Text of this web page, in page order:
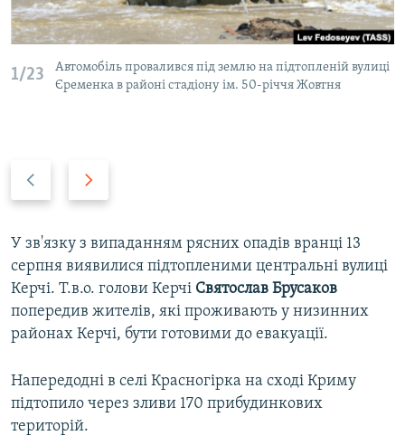
1/23
Автомобіль провалився під землю на підтопленій вулиці
Єременка в районі стадіону ім. 50-річчя Жовтня
v
i
o
u
s
l
i
d
t
s
l
i
d
У зв'язку з випаданням рясних опадів вранці 13
серпня виявилися підтопленими центральні вулиці
Керчі. Т.в.о. голови Керчі Святослав Брусаков
попередив жителів, які проживають у низинних
районах Керчі, бути готовими до евакуації.
Напередодні в селі Красногірка на сході Криму
підтопило через зливи 170 прибудинкових
територій.